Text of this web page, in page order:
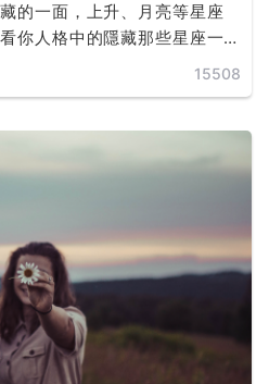
的一面，上升、月亮等星座
你人格中的隱藏那些星座一
15508